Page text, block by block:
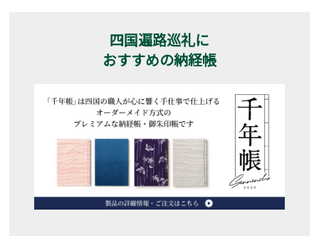
四国遍路巡礼に
おすすめの納経帳